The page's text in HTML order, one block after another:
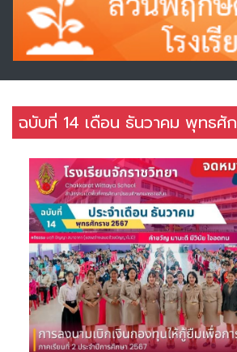
ฉบับที่ 14 เดือน ธันวาคม พุทธศั